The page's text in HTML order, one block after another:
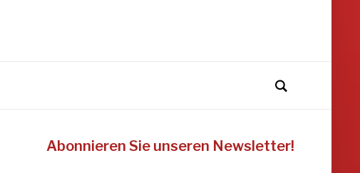
Abonnieren Sie unseren Newsletter!